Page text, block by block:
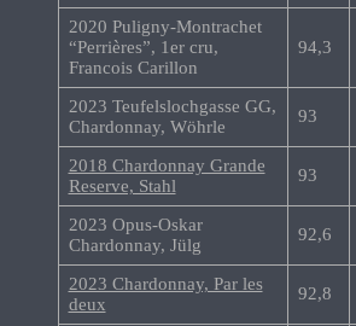
2020 Puligny-Montrachet
“Perrières”, 1er cru,
Francois Carillon
94,3
2023 Teufelslochgasse GG,
Chardonnay, Wöhrle
93
2018 Chardonnay Grande
Reserve, Stahl
93
2023 Opus-Oskar
Chardonnay, Jülg
92,6
2023 Chardonnay, Par les
deux
92,8